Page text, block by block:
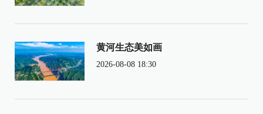
黄河生态美如画
2026-08-08 18:30